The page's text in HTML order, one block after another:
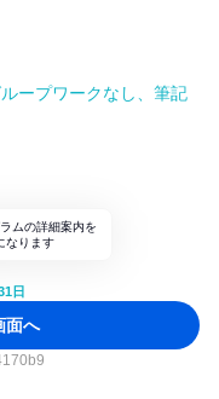
ープワークなし、筆記
ムの詳細案内を
なります
日
面へ